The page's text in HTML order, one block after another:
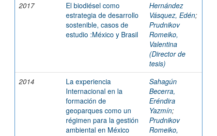
2017
El biodiésel como
estrategia de desarrollo
sostenible, casos de
estudio :México y Brasil
Hernández
Vásquez, Edén;
Prudnikov
Romeiko,
Valentina
(Director de
tesis)
2014
La experiencia
Internacional en la
formación de
geoparques como un
régimen para la gestión
ambiental en México
Sahagún
Becerra,
Eréndira
Yazmín;
Prudnikov
Romeiko,